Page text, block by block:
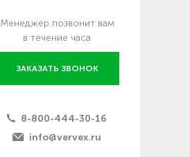
Менеджер позвонит вам
в течение часа
ЗАКАЗАТЬ ЗВОНОК
8-800-444-30-16
info@vervex.ru